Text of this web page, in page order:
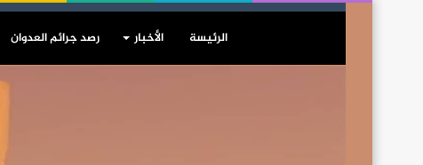
الرئيسة الأخبار رصد جرائم العدوان